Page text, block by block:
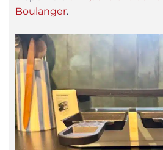
Boulanger.